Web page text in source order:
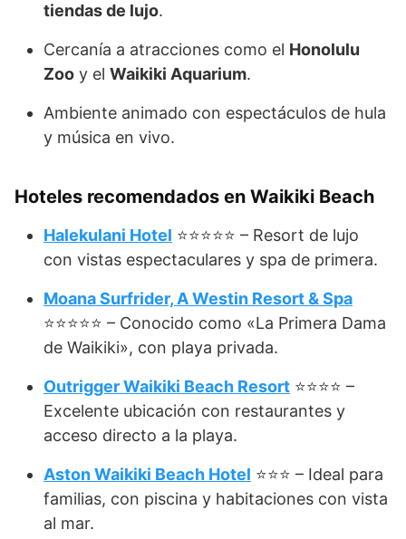
tiendas de lujo.
Cercanía a atracciones como el Honolulu
Zoo y el Waikiki Aquarium.
Ambiente animado con espectáculos de hula
y música en vivo.
Hoteles recomendados en Waikiki Beach
Halekulani Hotel ⭐⭐⭐⭐⭐ – Resort de lujo
con vistas espectaculares y spa de primera.
Moana Surfrider, A Westin Resort & Spa
⭐⭐⭐⭐⭐ – Conocido como «La Primera Dama
de Waikiki», con playa privada.
Outrigger Waikiki Beach Resort ⭐⭐⭐⭐ –
Excelente ubicación con restaurantes y
acceso directo a la playa.
Aston Waikiki Beach Hotel ⭐⭐⭐ – Ideal para
familias, con piscina y habitaciones con vista
al mar.